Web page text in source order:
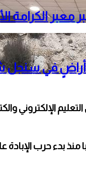
في سنجل
التعليم الإلكتروني